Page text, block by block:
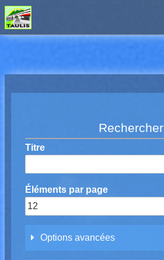
Breadcrumbs
Rechercher
Titre
Éléments par page
Options avancées